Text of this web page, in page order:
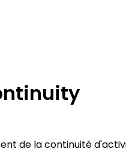
de la continuité